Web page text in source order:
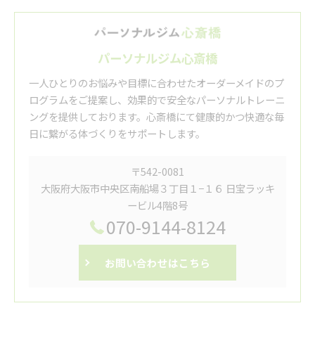
パーソナルジム心斎橋
一人ひとりのお悩みや目標に合わせたオーダーメイドのプ
ログラムをご提案し、効果的で安全なパーソナルトレーニ
ングを提供しております。心斎橋にて健康的かつ快適な毎
日に繋がる体づくりをサポートします。
〒542-0081
大阪府大阪市中央区南船場３丁目１−１６ 日宝ラッキ
ービル4階8号
070-9144-8124
お問い合わせはこちら